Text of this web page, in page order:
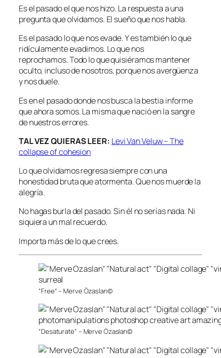
Es el pasado el que nos hizo. La respuesta a una
pregunta que olvidamos. El sueño que nos habla.
Es el pasado lo que nos evade. Y es también lo que
ridículamente evadimos. Lo que nos
reprochamos. Todo lo que quisiéramos mantener
oculto, incluso de nosotros, porque nos avergüenza
y nos duele.
Es en el pasado donde nos busca la bestia informe
que ahora somos. La misma que nació en la sangre
de nuestros errores.
TAL VEZ QUIERAS LEER: Levi Van Veluw – The
collapse of cohesion
Lo que olvidamos regresa siempre con una
honestidad bruta que atormenta. Que nos muerde la
alegría.
No hagas burla del pasado. Sin él no serías nada. Ni
siquiera un mal recuerdo.
Importa más de lo que crees.
“Free” – Merve Özaslan©
“Desaturate” – Merve Özaslan©